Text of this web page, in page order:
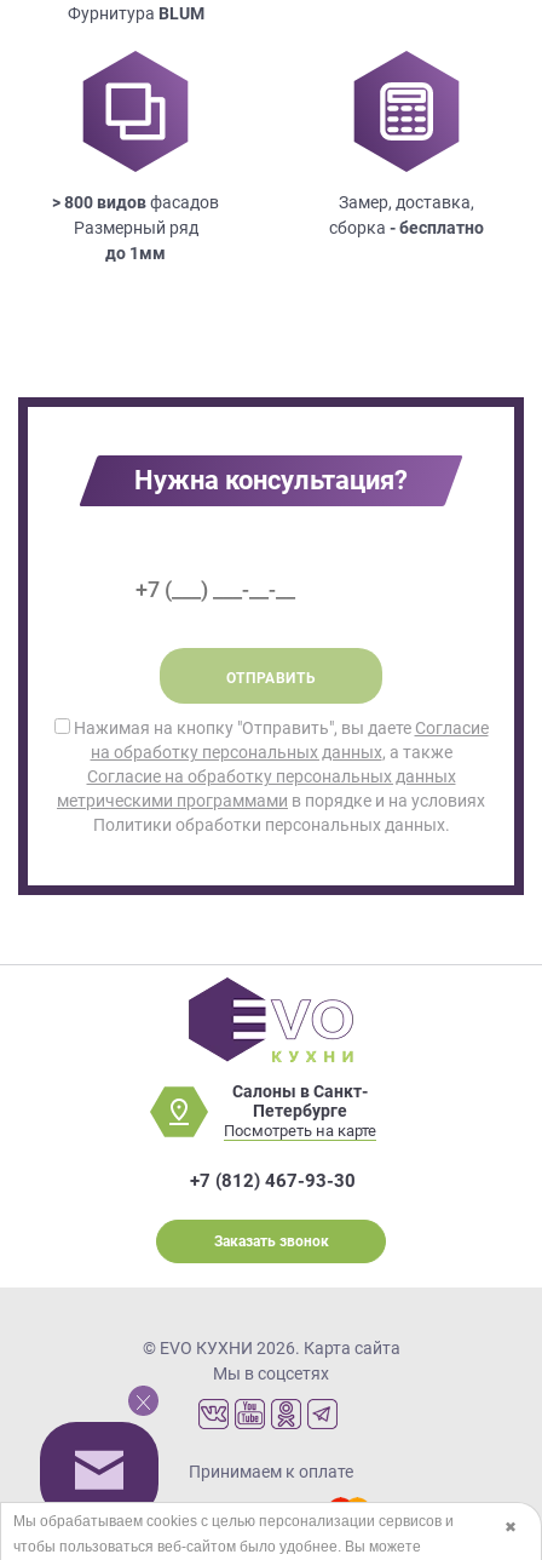
Фурнитура BLUM
> 800 видовфасадов
Размерный ряд
до 1мм
Замер, доставка,
сборка - бесплатно
Нужна консультация?
ОТПРАВИТЬ
Нажимая на кнопку "Отправить", вы даете Согласие
на обработку персональных данных, а также
Согласие на обработку персональных данных
метрическими программами в порядке и на условиях
Политики обработки персональных данных.
Салоны в Санкт-
Петербурге
Посмотреть на карте
+7 (812) 467-93-30
Заказать звонок
© EVO КУХНИ 2026. Карта сайта
Мы в соцсетях
Принимаем к оплате
✖
Мы обрабатываем cookies с целью персонализации сервисов и
чтобы пользоваться веб-сайтом было удобнее. Вы можете